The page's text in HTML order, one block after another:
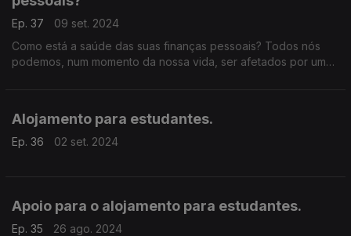
Ep. 37
09 set. 2024
Como está a saúde das suas finanças pessoais? Todos nós
podemos, num momento da nossa vida, ser afetados por uma
Alojamento para estudantes.
Ep. 36 02 set. 2024
Apoio para o alojamento para estudantes.
Ep. 35
26 ago. 2024